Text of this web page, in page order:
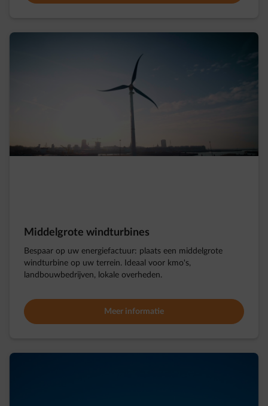
Middelgrote windturbines
Bespaar op uw energiefactuur: plaats een middelgrote
windturbine op uw terrein. Ideaal voor kmo's,
landbouwbedrijven, lokale overheden.
Meer informatie